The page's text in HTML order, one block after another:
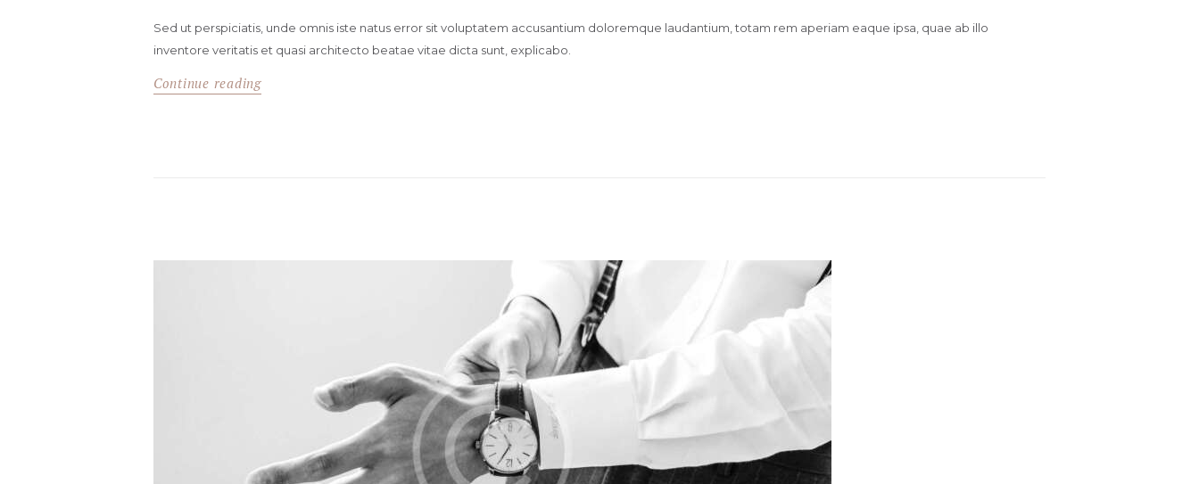
Sed ut perspiciatis, unde omnis iste natus error sit voluptatem accusantium doloremque laudantium, totam rem aperiam eaque ipsa, quae ab illo
inventore veritatis et quasi architecto beatae vitae dicta sunt, explicabo.
Continue reading